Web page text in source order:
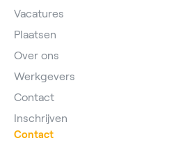
Vacatures
Plaatsen
Over ons
Werkgevers
Contact
Inschrijven
Contact